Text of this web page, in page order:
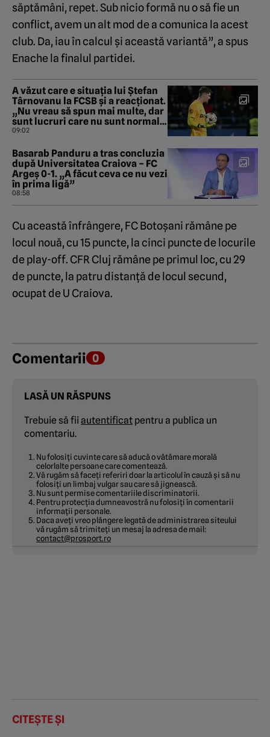
săptămâni, repet. Sub nicio formă nu o să fie un
conflict, avem un alt mod de a comunica la acest
club. Da, iau în calcul și această variantă”, a spus
Enache la finalul partidei.
A văzut care e situația lui Ștefan
Târnovanu la FCSB și a reacționat.
„Nu vreau să spun mai multe, dar
sunt lucruri care nu sunt normale
la echipa aia”
09:02
Basarab Panduru a tras concluzia
după Universitatea Craiova – FC
Argeș 0-1. „A făcut ceva ce nu vezi
în prima ligă”
08:58
Cu această înfrângere, FC Botoșani rămâne pe
locul nouă, cu 15 puncte, la cinci puncte de locurile
de play-off. CFR Cluj rămâne pe primul loc, cu 29
de puncte, la patru distanță de locul secund,
ocupat de U Craiova.
Comentarii 0
LASĂ UN RĂSPUNS
Trebuie să fii autentificat pentru a publica un
comentariu.
Nu folosiți cuvinte care să aducă o vătămare morală
celorlalte persoane care comentează.
Vă rugăm să faceți referiri doar la articolul în cauză și să nu
folosiți un limbaj vulgar sau care să jignească.
Nu sunt permise comentariile discriminatorii.
Pentru protecția dumneavostră nu folosiți în comentarii
informații personale.
Daca aveți vreo plângere legată de administrarea siteului
vă rugăm să trimiteți un mesaj la adresa de mail:
contact@prosport.ro
CITEȘTE ȘI